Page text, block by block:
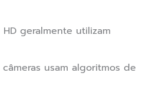
geralmente utilizam
usam algoritmos de